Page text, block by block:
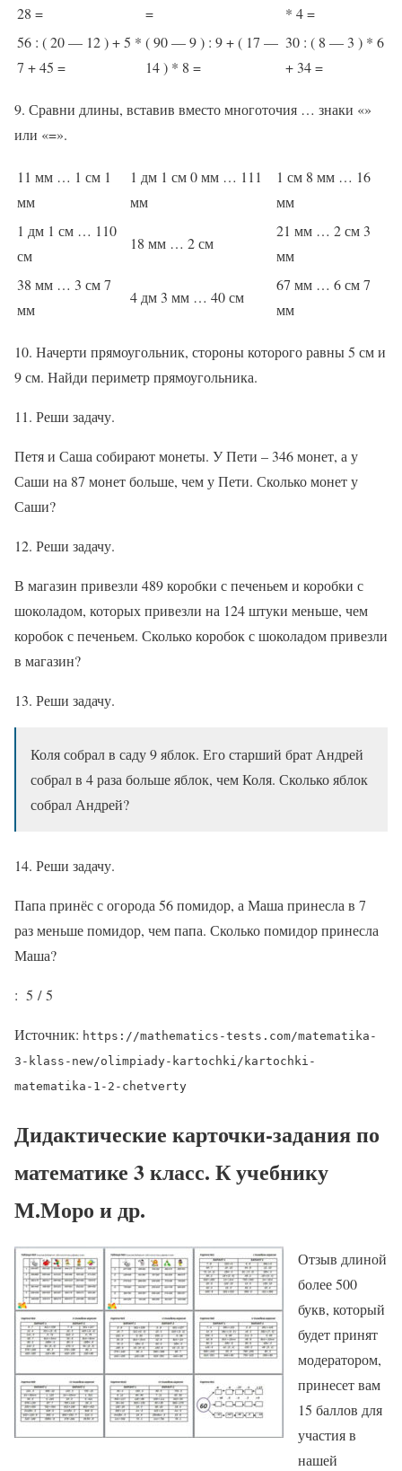
28 = =
* 4 =
56 : ( 20 — 12 ) + 5 *
7 + 45 =
( 90 — 9 ) : 9 + ( 17 —
14 ) * 8 =
30 : ( 8 — 3 ) * 6
+ 34 =
9. Сравни длины, вставив вместо многоточия … знаки «»
или «=».
11 мм … 1 см 1
мм
1 дм 1 см 0 мм … 111
мм
1 см 8 мм … 16
мм
1 дм 1 см … 110
см
18 мм … 2 см
21 мм … 2 см 3
мм
38 мм … 3 см 7
мм
4 дм 3 мм … 40 см
67 мм … 6 см 7
мм
10. Начерти прямоугольник, стороны которого равны 5 см и
9 см. Найди периметр прямоугольника.
11. Реши задачу.
Петя и Саша собирают монеты. У Пети – 346 монет, а у
Саши на 87 монет больше, чем у Пети. Сколько монет у
Саши?
12. Реши задачу.
В магазин привезли 489 коробки с печеньем и коробки с
шоколадом, которых привезли на 124 штуки меньше, чем
коробок с печеньем. Сколько коробок с шоколадом привезли
в магазин?
13. Реши задачу.
Коля собрал в саду 9 яблок. Его старший брат Андрей
собрал в 4 раза больше яблок, чем Коля. Сколько яблок
собрал Андрей?
14. Реши задачу.
Папа принёс с огорода 56 помидор, а Маша принесла в 7
раз меньше помидор, чем папа. Сколько помидор принесла
Маша?
: 5 / 5
Источник: https://mathematics-tests.com/matematika-
3-klass-new/olimpiady-kartochki/kartochki-
matematika-1-2-chetverty
Дидактические карточки-задания по
математике 3 класс. К учебнику
М.Моро и др.
Отзыв длиной
более 500
букв, который
будет принят
модератором,
принесет вам
15 баллов для
участия в
нашей